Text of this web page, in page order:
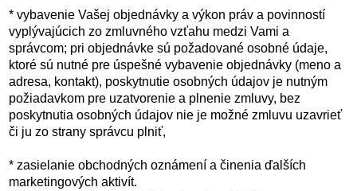
* vybavenie Vašej objednávky a výkon práv a povinností
vyplývajúcich zo zmluvného vzťahu medzi Vami a
správcom; pri objednávke sú požadované osobné údaje,
ktoré sú nutné pre úspešné vybavenie objednávky (meno a
adresa, kontakt), poskytnutie osobných údajov je nutným
požiadavkom pre uzatvorenie a plnenie zmluvy, bez
poskytnutia osobných údajov nie je možné zmluvu uzavrieť
či ju zo strany správcu plniť,
* zasielanie obchodných oznámení a činenia ďalších
marketingových aktivít.